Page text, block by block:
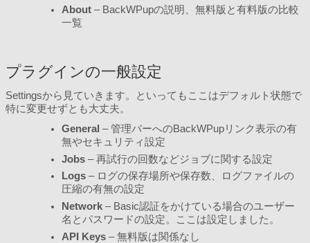
About – BackWPupの説明、無料版と有料版の比較
一覧
プラグインの一般設定
Settingsから見ていきます。といってもここはデフォルト状態で
特に変更せずとも大丈夫。
General – 管理バーへのBackWPupリンク表示の有
無やセキュリティ設定
Jobs – 再試行の回数などジョブに関する設定
Logs – ログの保存場所や保存数、ログファイルの
圧縮の有無の設定
Network – Basic認証をかけている場合のユーザー
名とパスワードの設定。ここは設定しました。
API Keys – 無料版は関係なし